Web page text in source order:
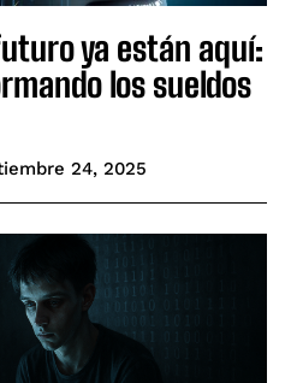
ya están aquí:
los sueldos
24, 2025